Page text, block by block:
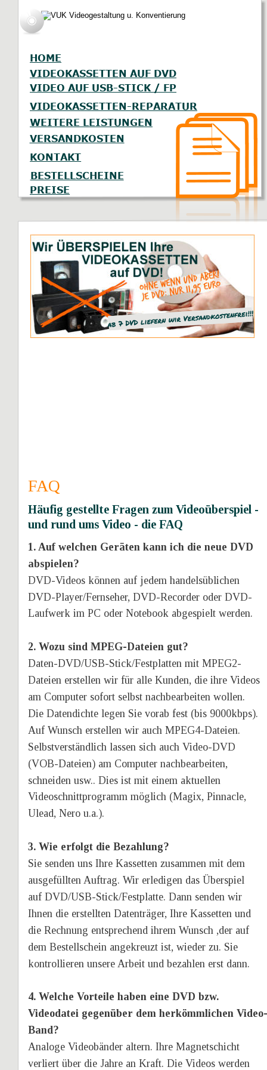
FAQ
Häufig gestellte Fragen zum Videoüberspiel -
und rund ums Video - die FAQ
1. Auf welchen Geräten kann ich die neue DVD
abspielen?
DVD-Videos können auf jedem handelsüblichen
DVD-Player/Fernseher, DVD-Recorder oder DVD-
Laufwerk im PC oder Notebook abgespielt werden.
2. Wozu sind MPEG-Dateien gut?
Daten-DVD/USB-Stick/Festplatten mit MPEG2-
Dateien erstellen wir für alle Kunden, die ihre Videos
am Computer sofort selbst nachbearbeiten wollen.
Die Datendichte legen Sie vorab fest (bis 9000kbps).
Auf Wunsch erstellen wir auch MPEG4-Dateien.
Selbstverständlich lassen sich auch Video-DVD
(VOB-Dateien) am Computer nachbearbeiten,
schneiden usw.. Dies ist mit einem aktuellen
Videoschnittprogramm möglich (Magix, Pinnacle,
Ulead, Nero u.a.).
3. Wie erfolgt die Bezahlung?
Sie senden uns Ihre Kassetten zusammen mit dem
ausgefüllten Auftrag. Wir erledigen das Überspiel
auf DVD/USB-Stick/Festplatte. Dann senden wir
Ihnen die erstellten Datenträger, Ihre Kassetten und
die Rechnung entsprechend ihrem Wunsch ,der auf
dem Bestellschein angekreuzt ist, wieder zu. Sie
kontrollieren unsere Arbeit und bezahlen erst dann.
4. Welche Vorteile haben eine DVD bzw.
Videodatei gegenüber dem herkömmlichen Video-
Band?
Analoge Videobänder altern. Ihre Magnetschicht
verliert über die Jahre an Kraft. Die Videos werden
KONTAKT
VERSANDKOSTEN
HOME
VIDEOKASSETTEN AUF DVD
VIDEO AUF USB-STICK / FP
VIDEOKASSETTEN-REPARATUR
WEITERE LEISTUNGEN
BESTELLSCHEINE
PREISE